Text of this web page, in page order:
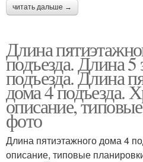
читать дальше →
Длина
подъезда. Длина
подъезда. Длина
дома 4 подъезда.
описание,
фото
Длина пятиэтажного дома 4
описание, типовые